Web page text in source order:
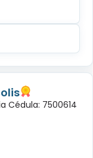
Cédula: 7500614